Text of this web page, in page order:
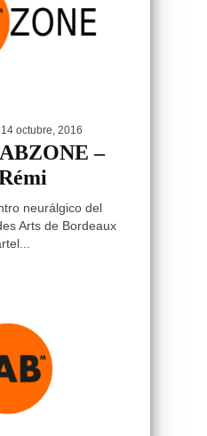
14 octubre, 2016
–
neurálgico del
Arts de Bordeaux